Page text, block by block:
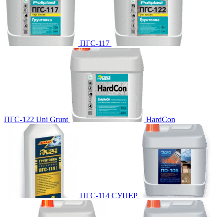
ПГС-117
ПГС-122 Uni Grunt HardCon
ПГС-114 СУПЕР